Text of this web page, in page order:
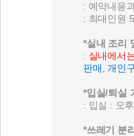
: 예약내용
: 최대인원
*실내 조리
: 실내에서
판매, 개인
*입실/퇴실
: 입실 : 오
*쓰레기 분